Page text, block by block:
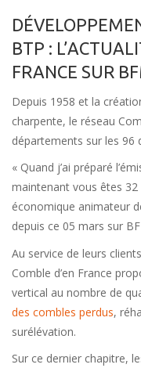
BTP :
FRANCE SUR
Depuis 1958 et la
charpente, le réseau
départements sur les
« Quand j’ai préparé
maintenant vous êtes 32
économique animateur
depuis ce 05 mars sur
Au service de leurs
Comble d’en France
vertical au nombre de
des combles perdus,
surélévation.
Sur ce dernier chapitre,